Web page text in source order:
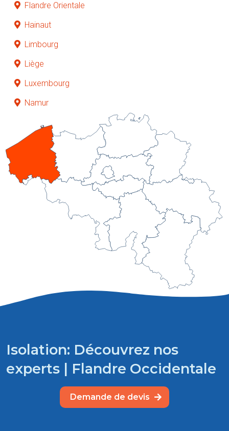
Flandre Orientale
Hainaut
Limbourg
Liège
Luxembourg
Namur
Isolation: Découvrez nos
experts | Flandre Occidentale
Demande de devis